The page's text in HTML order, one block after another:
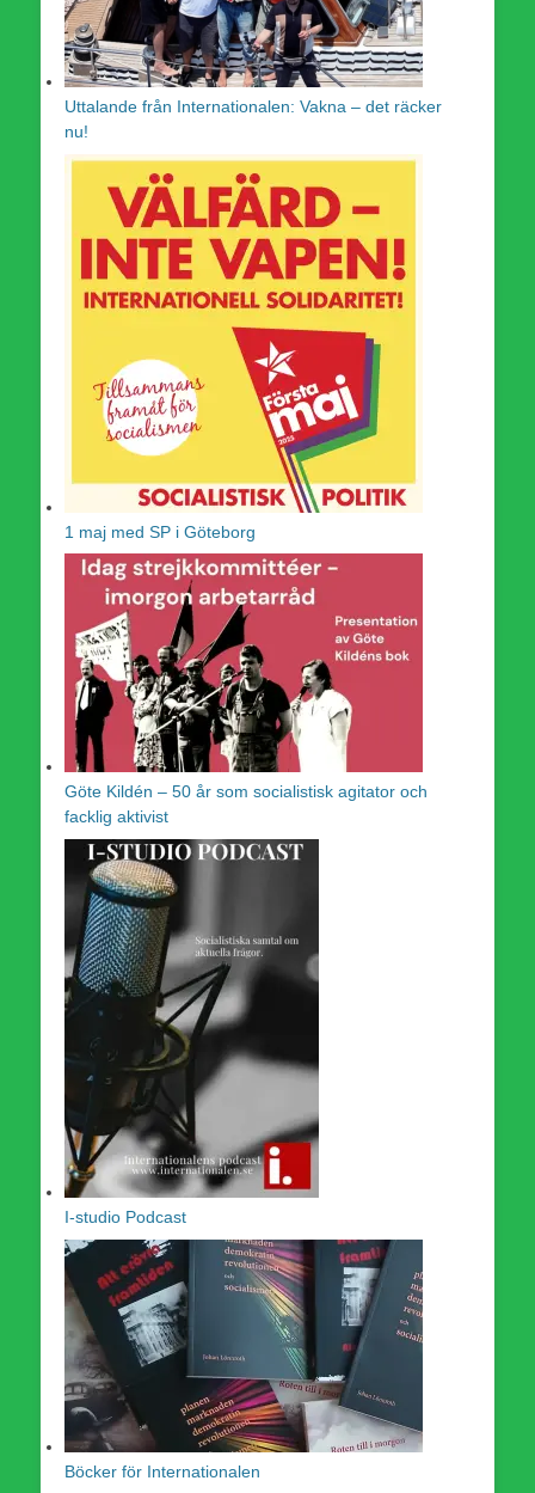
Uttalande från Internationalen: Vakna – det räcker
nu!
1 maj med SP i Göteborg
Göte Kildén – 50 år som socialistisk agitator och
facklig aktivist
I-studio Podcast
Böcker för Internationalen